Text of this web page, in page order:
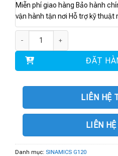
Miễn phí giao hàng Bảo hành
vận hành tận nơi Hỗ trợ kỹ thuật
ĐẶT
LIÊN HỆ
LIÊN
Danh mục: SINAMICS G120